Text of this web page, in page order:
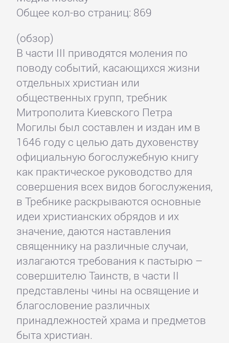
Общее кол-во страниц: 869
(обзор)
В части III приводятся моления по
поводу событий, касающихся жизни
отдельных христиан или
общественных групп, требник
Митрополита Киевского Петра
Могилы был составлен и издан им в
1646 году с целью дать духовенству
официальную богослужебную книгу
как практическое руководство для
совершения всех видов богослужения,
в Требнике раскрываются основные
идеи христианских обрядов и их
значение, даются наставления
священнику на различные случаи,
излагаются требования к пастырю –
совершителю Таинств, в части II
представлены чины на освящение и
благословение различных
принадлежностей храма и предметов
быта христиан.